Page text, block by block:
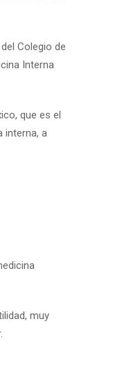
Colegio de
Interna
que es el
interna, a
muy